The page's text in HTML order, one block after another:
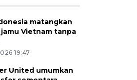
matangkan
Vietnam tanpa
19:47
United umumkan